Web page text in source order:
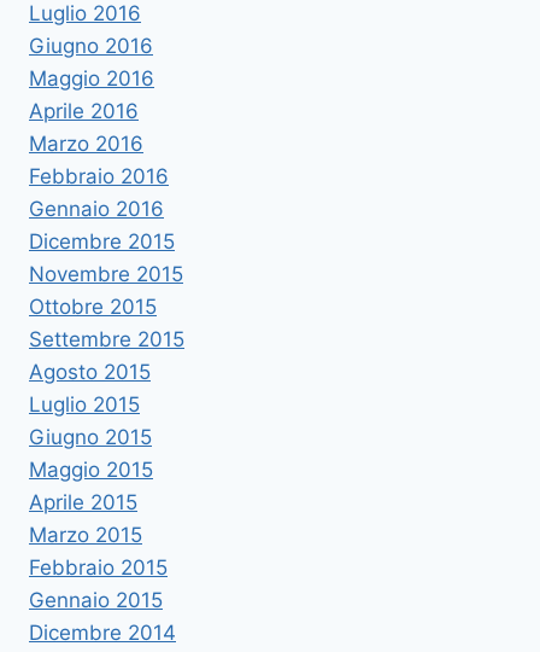
Luglio 2016
Giugno 2016
Maggio 2016
Aprile 2016
Marzo 2016
Febbraio 2016
Gennaio 2016
Dicembre 2015
Novembre 2015
Ottobre 2015
Settembre 2015
Agosto 2015
Luglio 2015
Giugno 2015
Maggio 2015
Aprile 2015
Marzo 2015
Febbraio 2015
Gennaio 2015
Dicembre 2014